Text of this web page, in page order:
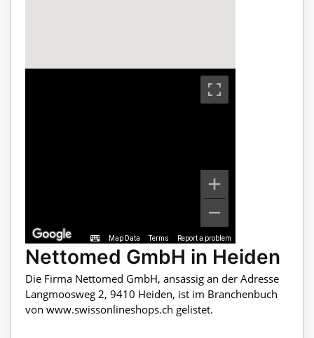
Map Data Terms Report a problem
Nettomed GmbH in Heiden
Die Firma Nettomed GmbH, ansässig an der Adresse
Langmoosweg 2, 9410 Heiden, ist im Branchenbuch
von www.swissonlineshops.ch gelistet.